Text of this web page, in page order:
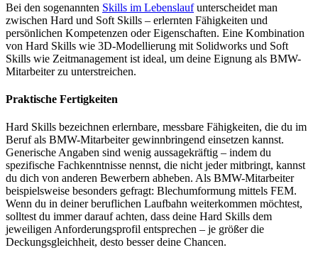
Bei den sogenannten Skills im Lebenslaufunterscheidet man
zwischen Hard und Soft Skills – erlernten Fähigkeiten und
persönlichen Kompetenzen oder Eigenschaften. Eine Kombination
von Hard Skills wie 3D-Modellierung mit Solidworks und Soft
Skills wie Zeitmanagement ist ideal, um deine Eignung als BMW-
Mitarbeiter zu unterstreichen.
Praktische Fertigkeiten
Hard Skills bezeichnen erlernbare, messbare Fähigkeiten, die du im
Beruf als BMW-Mitarbeiter gewinnbringend einsetzen kannst.
Generische Angaben sind wenig aussagekräftig – indem du
spezifische Fachkenntnisse nennst, die nicht jeder mitbringt, kannst
du dich von anderen Bewerbern abheben. Als BMW-Mitarbeiter
beispielsweise besonders gefragt: Blechumformung mittels FEM.
Wenn du in deiner beruflichen Laufbahn weiterkommen möchtest,
solltest du immer darauf achten, dass deine Hard Skills dem
jeweiligen Anforderungsprofil entsprechen – je größer die
Deckungsgleichheit, desto besser deine Chancen.